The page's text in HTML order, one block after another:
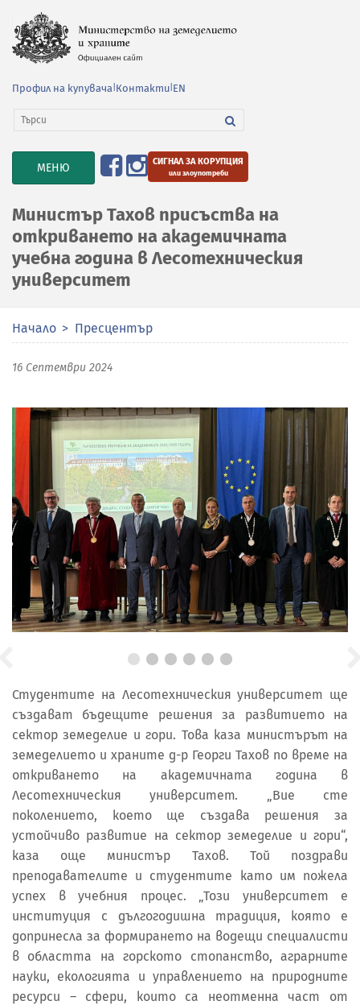
Профил на купувача Контакти EN
TOGGLE
NAVIGATION
МЕНЮ СИГНАЛ ЗА КОРУПЦИЯ
или злоупотреби
Министър Тахов присъства на
откриването на академичната
учебна година в Лесотехническия
университет
Начало Пресцентър
16 Септември 2024
Студентите на Лесотехническия университет ще
създават бъдещите решения за развитието на
сектор земеделие и гори. Това каза министърът на
земеделието и храните д-р Георги Тахов по време на
откриването на академичната година в
Лесотехническия университет. „Вие сте
поколението, което ще създава решения за
устойчиво развитие на сектор земеделие и гори“,
казa още министър Тахов. Той поздрави
преподавателите и студентите като им пожела
успех в учебния процес. „Този университет е
институция с дългогодишна традиция, която е
допринесла за формирането на водещи специалисти
в областта на горското стопанство, аграрните
науки, екологията и управлението на природните
ресурси – сфери, които са неотменна част от